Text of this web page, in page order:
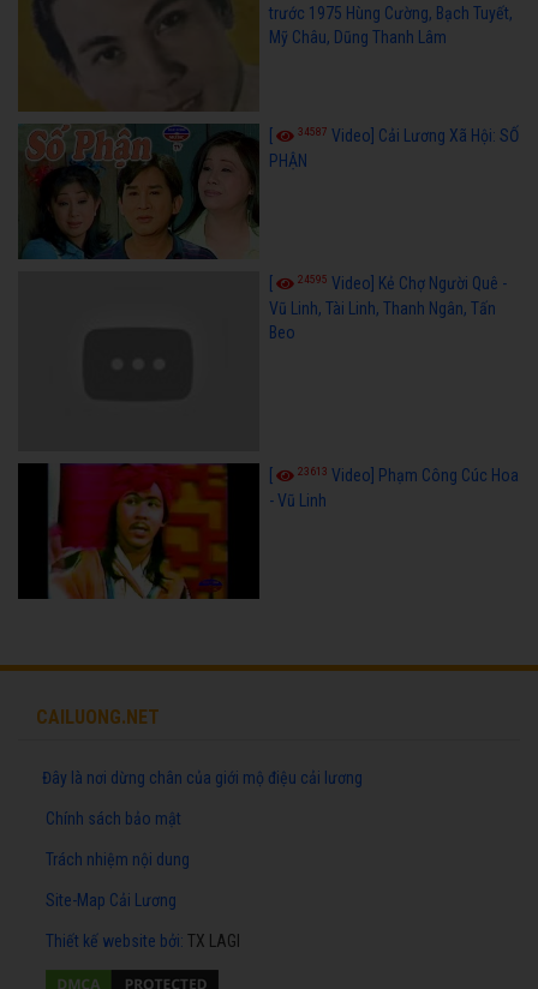
trước 1975 Hùng Cường, Bạch Tuyết,
Mỹ Châu, Dũng Thanh Lâm
34587 Video] Cải Lương Xã Hội: SỐ
PHẬN
24595 Video] Kẻ Chợ Người Quê -
Vũ Linh, Tài Linh, Thanh Ngân, Tấn
Beo
23613 Video] Phạm Công Cúc Hoa
- Vũ Linh
CAILUONG.NET
Đây là nơi dừng chân của giới mộ điệu cải lương
Chính sách bảo mật
Trách nhiệm nội dung
Site-Map Cải Lương
Thiết kế website bởi: TX LAGI